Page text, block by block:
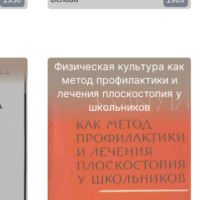
Физическая культура как
метод профилактики и
лечения плоскостопия у
школьников